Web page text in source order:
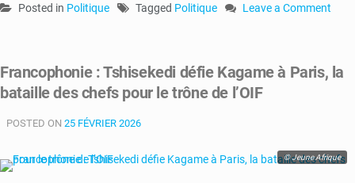
Posted in Politique Tagged Politique
Leave a Comment
Tshisekedi
à
France
Francophonie : Tshisekedi défie Kagame à Paris, la
bataille des chefs pour le trône de l’OIF
POSTED ON 25 FÉVRIER 2026
© Jeune Afrique